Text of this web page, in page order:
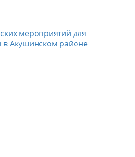
мероприятий для
Акушинском районе